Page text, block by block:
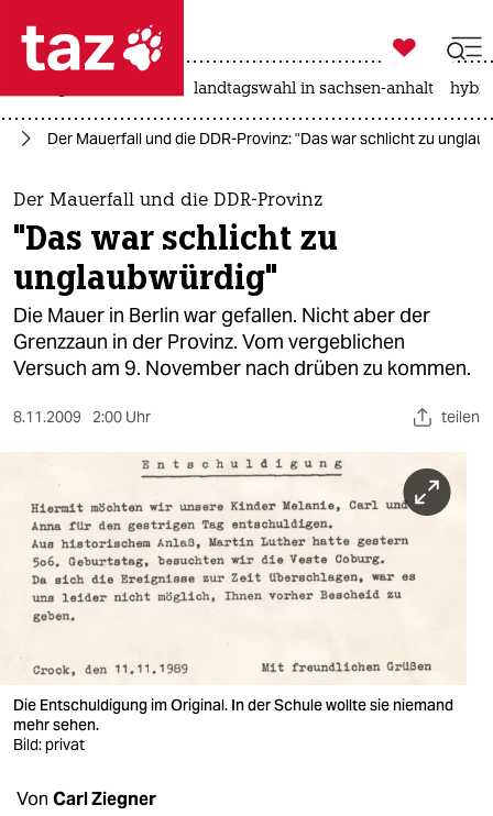
 taz zahl ich
taz zahl ich
themen
politik
öko
gesellschaft
sport
berlin
nord
wahrheit
verlag
veranstaltungen

taz zahl ich
landtagswahl in sachsen-anhalt
Der Mauerfall und die DDR-Provinz: "Das war schlicht zu
Der Mauerfall und die DDR-Provinz
"Das war schlicht zu
unglaubwürdig"
Die Mauer in Berlin war gefallen. Nicht aber der
Grenzzaun in der Provinz. Vom vergeblichen
Versuch am 9. November nach drüben zu kommen.
8.11.2009 2:00 Uhr teilen
Die Entschuldigung im Original. In der Schule wollte sie niemand
mehr sehen.
Bild: privat
Von Carl Ziegner